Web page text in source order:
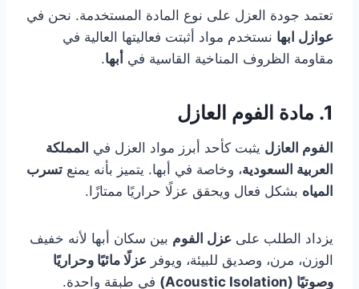
تعتمد جودة العزل على نوع المادة المستخدمة. نحن في
عوازل ابها نستخدم مواد أثبتت فعاليتها العالية في
مقاومة الظروف المناخية القاسية في أبها.
1. مادة الفوم العازل
الفوم العازل يثبت كأحد أبرز مواد العزل في المملكة
العربية السعودية، وخاصة في أبها. يتميز بأنه يمنع تسرب
المياه بشكل فعال ويحقق عزلًا حراريًا ممتازًا.
يزداد الطلب على عزل الفوم بين سكان أبها لأنه خفيف
الوزن، مرن، وصديق للبيئة، ويوفر عزلًا مائيًا وحراريًا
وصوتيًا (Acoustic Isolation) في طبقة واحدة.